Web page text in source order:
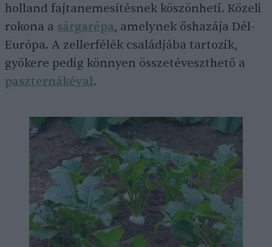
holland fajtanemesítésnek köszönheti. Közeli
rokona a sárgarépa, amelynek őshazája Dél-
Európa. A zellerfélék családjába tartozik,
gyökere pedig könnyen összetéveszthető a
paszternákéval.